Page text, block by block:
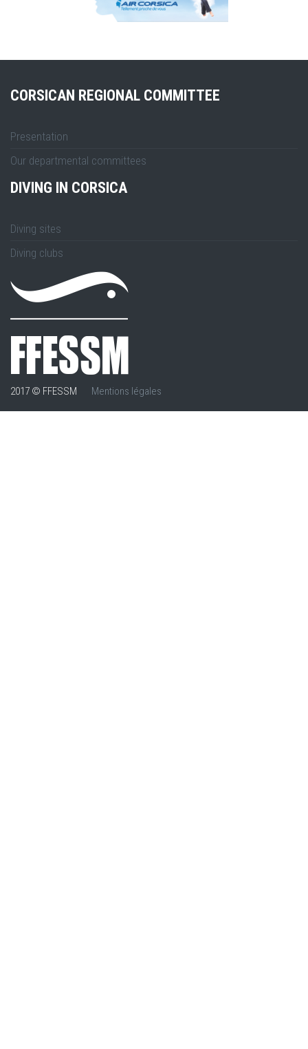
CORSICAN REGIONAL COMMITTEE
Presentation
Our departmental committees
DIVING IN CORSICA
Diving sites
Diving clubs
2017 © FFESSM Mentions légales